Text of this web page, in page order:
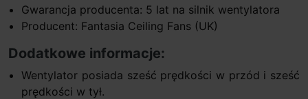
Gwarancja producenta: 5 lat na silnik wentylatora
Producent: Fantasia Ceiling Fans (UK)
Dodatkowe informacje:
Wentylator posiada sześć prędkości w przód i sześć
prędkości w tył.